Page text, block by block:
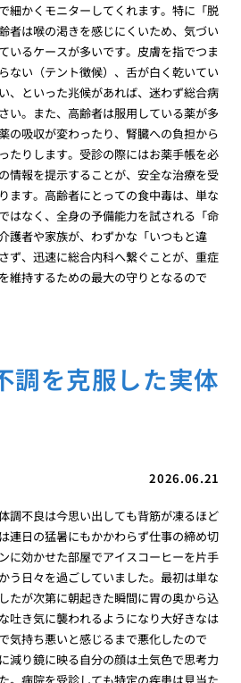
細かくモニターしてくれます。特に「脱
者は喉の渇きを感じにくいため、気づい
いるケースが多いです。皮膚を指でつま
ない（テント徴候）、舌が白く乾いてい
、といった兆候があれば、迷わず総合病
い。また、高齢者は服用している薬が多
の吸収が変わったり、腎臓への負担から
たりします。受診の際にはお薬手帳を必
情報を提示することが、安全な治療を受
ます。高齢者にとっての食中毒は、単な
はなく、全身の予備能力を試される「命
護者や家族が、わずかな「いつもと違
ず、迅速に総合内科へ繋ぐことが、重症
維持するための最大の守りとなるので
調を克服した実体
2026.06.21
調不良は今思い出しても背筋が凍るほど
連日の猛暑にもかかわらず仕事の締め切
に効かせた部屋でアイスコーヒーを片手
う日々を過ごしていました。最初は単な
たが次第に朝起きた瞬間に胃の奥から込
吐き気に襲われるようになり大好きなは
気持ち悪いと感じるまで悪化したので
減り鏡に映る自分の顔は土気色で思考力